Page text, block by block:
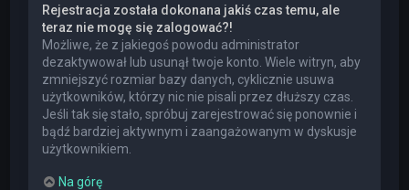
Rejestracja została dokonana jakiś czas temu, ale
teraz nie mogę się zalogować?!
Możliwe, że z jakiegoś powodu administrator
dezaktywował lub usunął twoje konto. Wiele witryn, aby
zmniejszyć rozmiar bazy danych, cyklicznie usuwa
użytkowników, którzy nic nie pisali przez dłuższy czas.
Jeśli tak się stało, spróbuj zarejestrować się ponownie i
bądź bardziej aktywnym i zaangażowanym w dyskusje
użytkownikiem.
Na górę